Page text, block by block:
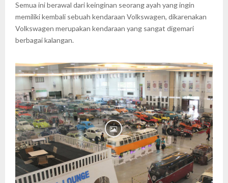
Semua ini berawal dari keinginan seorang ayah yang ingin
memiliki kembali sebuah kendaraan Volkswagen, dikarenakan
Volkswagen merupakan kendaraan yang sangat digemari
berbagai kalangan.